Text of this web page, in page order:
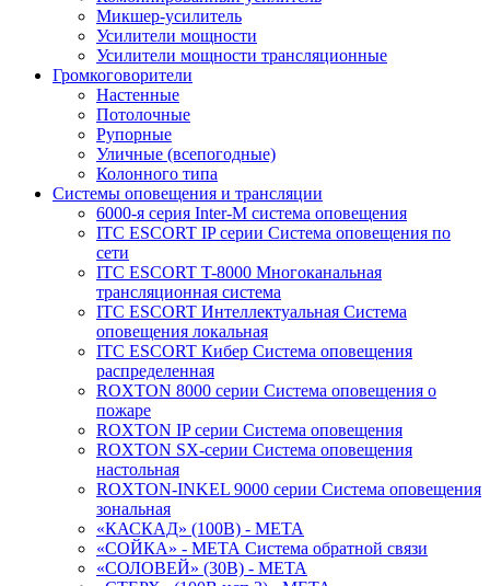
Микшер-усилитель
Усилители мощности
Усилители мощности трансляционные
Громкоговорители
Настенные
Потолочные
Рупорные
Уличные (всепогодные)
Колонного типа
Системы оповещения и трансляции
6000-я серия Inter-M система оповещения
ITC ESCORT IP серии Система оповещения по
сети
ITC ESCORT T-8000 Многоканальная
трансляционная система
ITC ESCORT Интеллектуальная Система
оповещения локальная
ITC ESCORT Кибер Система оповещения
распределенная
ROXTON 8000 серии Система оповещения о
пожаре
ROXTON IP серии Система оповещения
ROXTON SX-серии Система оповещения
настольная
ROXTON-INKEL 9000 серии Система оповещения
зональная
«КАСКАД» (100В) - МЕТА
«СОЙКА» - МЕТА Система обратной связи
«СОЛОВЕЙ» (30В) - МЕТА